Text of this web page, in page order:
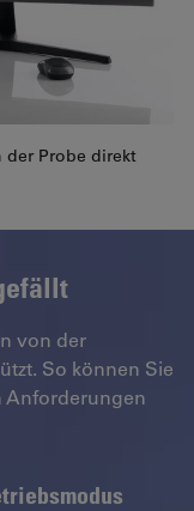
der Probe direkt
von der
So können Sie
Anforderungen